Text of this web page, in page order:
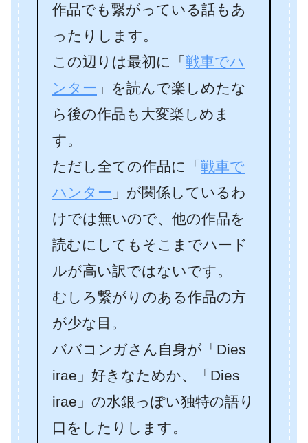
作品でも繋がっている話もあ
ったりします。
この辺りは最初に「 戦車でハ
ンター 」を読んで楽しめたな
ら後の作品も大変楽しめま
す。
ただし全ての作品に「 戦車で
ハンター 」が関係しているわ
けでは無いので、他の作品を
読むにしてもそこまでハード
ルが高い訳ではないです。
むしろ繋がりのある作品の方
が少な目。
ババコンガさん自身が「Dies
irae」好きなためか、「Dies
irae」の水銀っぽい独特の語り
口をしたりします。